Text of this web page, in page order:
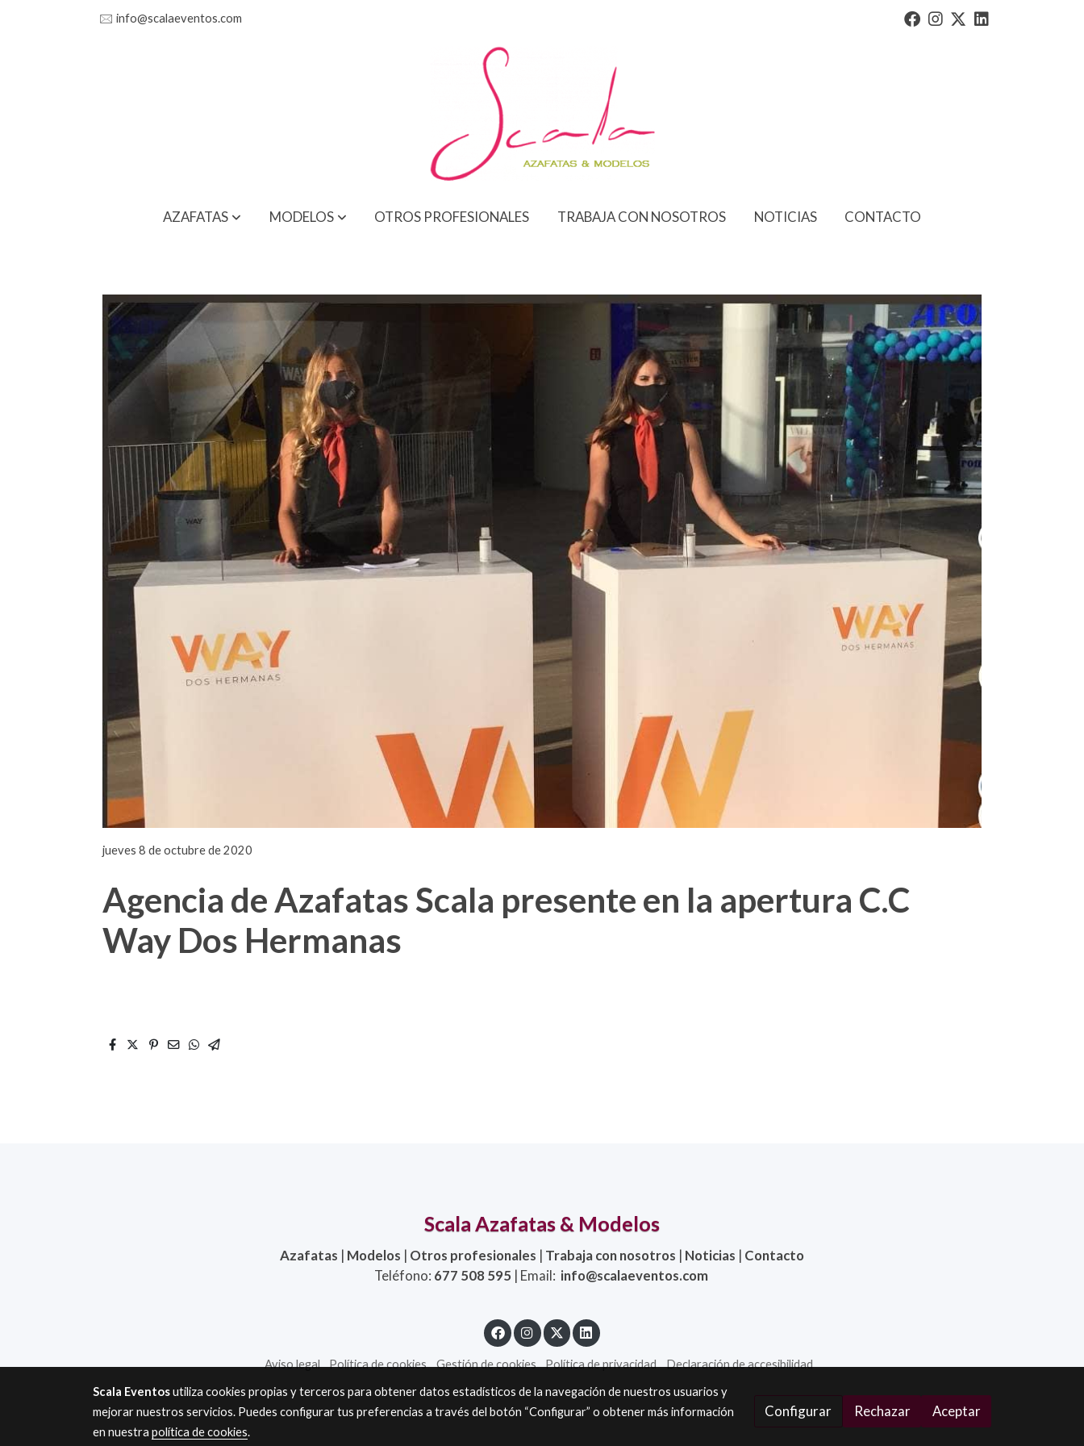
🖂 info@scalaeventos.com
AZAFATAS MODELOS OTROS PROFESIONALES TRABAJA CON NOSOTROS NOTICIAS CONTACTO
jueves 8 de octubre de 2020
Agencia de Azafatas Scala presente en la apertura C.C
Way Dos Hermanas
Scala Azafatas & Modelos
Azafatas | Modelos | Otros profesionales | Trabaja con nosotros | Noticias | Contacto
Teléfono: 677 508 595 | Email: info@scalaeventos.com
Aviso legal Política de cookies Gestión de cookies Política de privacidad Declaración de accesibilidad
Scala Eventosutiliza cookies propias y terceros para obtener datos estadísticos de la navegación de nuestros usuarios y
mejorar nuestros servicios. Puedes configurar tus preferencias a través del botón “Configurar” o obtener más información
en nuestra política de cookies.
Configurar Rechazar Aceptar